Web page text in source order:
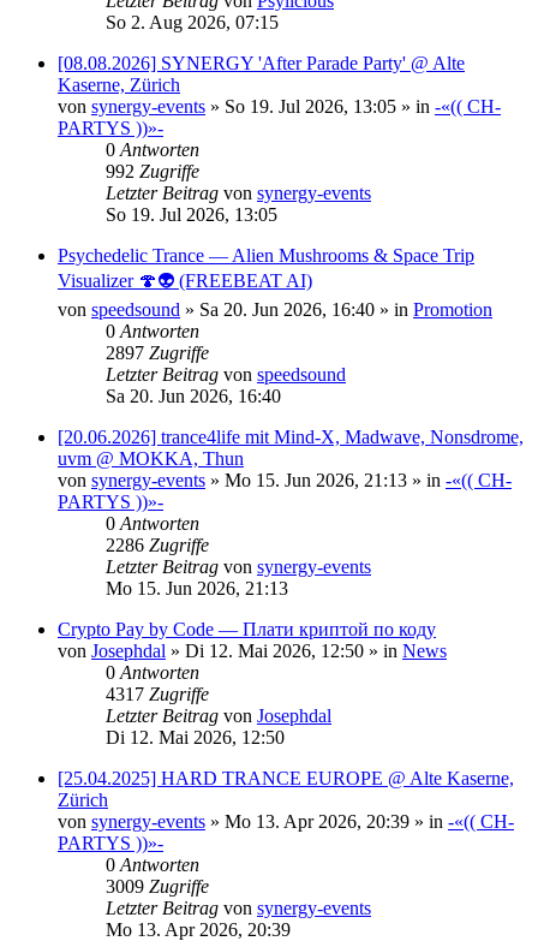
So 2. Aug 2026, 07:15
[08.08.2026] SYNERGY 'After Parade Party' @ Alte
Kaserne, Zürich
von synergy-events » So 19. Jul 2026, 13:05 » in -«(( CH-
PARTYS ))»-
0 Antworten
992 Zugriffe
Letzter Beitrag von synergy-events
So 19. Jul 2026, 13:05
Psychedelic Trance — Alien Mushrooms & Space Trip
Visualizer 🍄👽 (FREEBEAT AI)
von speedsound » Sa 20. Jun 2026, 16:40 » in Promotion
0 Antworten
2897 Zugriffe
Letzter Beitrag von speedsound
Sa 20. Jun 2026, 16:40
[20.06.2026] trance4life mit Mind-X, Madwave, Nonsdrome,
uvm @ MOKKA, Thun
von synergy-events » Mo 15. Jun 2026, 21:13 » in -«(( CH-
PARTYS ))»-
0 Antworten
2286 Zugriffe
Letzter Beitrag von synergy-events
Mo 15. Jun 2026, 21:13
Crypto Pay by Code — Плати криптой по коду
von Josephdal » Di 12. Mai 2026, 12:50 » in News
0 Antworten
4317 Zugriffe
Letzter Beitrag von Josephdal
Di 12. Mai 2026, 12:50
[25.04.2025] HARD TRANCE EUROPE @ Alte Kaserne,
Zürich
von synergy-events » Mo 13. Apr 2026, 20:39 » in -«(( CH-
PARTYS ))»-
0 Antworten
3009 Zugriffe
Letzter Beitrag von synergy-events
Mo 13. Apr 2026, 20:39